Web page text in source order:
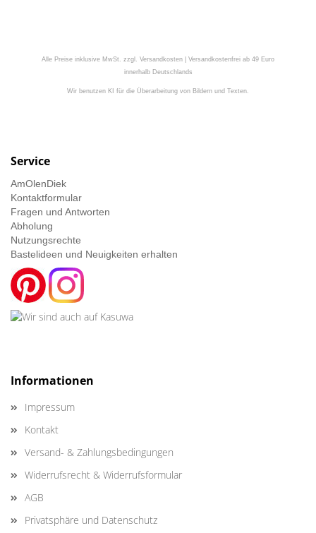
Alle Preise inklusive MwSt. zzgl. Versandkosten | Versandkostenfrei ab 49 Euro
innerhalb Deutschlands
Wir benutzen KI für die Überarbeitung von Bildern und Texten.
Service
AmOlenDiek
Kontaktformular
Fragen und Antworten
Abholung
Nutzungsrechte
Bastelideen und Neuigkeiten erhalten
Informationen
Impressum
Kontakt
Versand- & Zahlungsbedingungen
Widerrufsrecht & Widerrufsformular
AGB
Privatsphäre und Datenschutz